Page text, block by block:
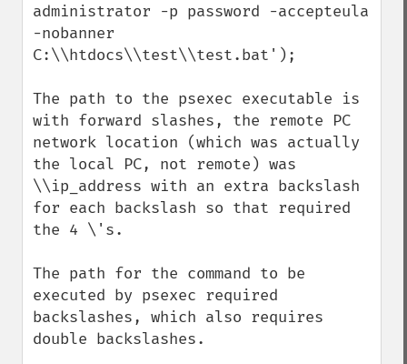
administrator -p password -accepteula
-nobanner
C:\\htdocs\\test\\test.bat');
The path to the psexec executable is
with forward slashes, the remote PC
network location (which was actually
the local PC, not remote) was
\\ip_address with an extra backslash
for each backslash so that required
the 4 \'s.
The path for the command to be
executed by psexec required
backslashes, which also requires
double backslashes.